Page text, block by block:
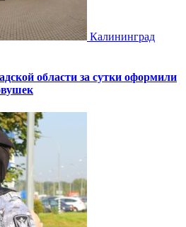
Калининград
области за сутки оформили